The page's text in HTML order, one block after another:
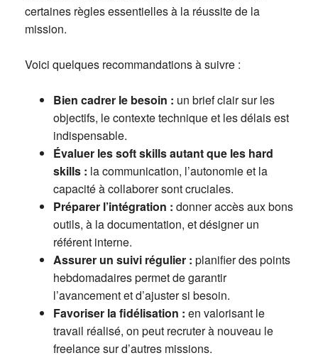
certaines règles essentielles à la réussite de la
mission.
Voici quelques recommandations à suivre :
Bien cadrer le besoin : un brief clair sur les
objectifs, le contexte technique et les délais est
indispensable.
Évaluer les soft skills autant que les hard
skills : la communication, l’autonomie et la
capacité à collaborer sont cruciales.
Préparer l’intégration : donner accès aux bons
outils, à la documentation, et désigner un
référent interne.
Assurer un suivi régulier : planifier des points
hebdomadaires permet de garantir
l’avancement et d’ajuster si besoin.
Favoriser la fidélisation : en valorisant le
travail réalisé, on peut recruter à nouveau le
freelance sur d’autres missions.